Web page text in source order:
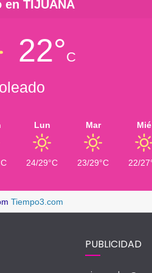
en TIJUANA
22°C
Lun
24/29°C
Mar
23/29°C
Mié
22/
Tiempo3.com
PUBLICIDAD